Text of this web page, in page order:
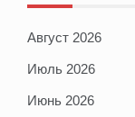
Август 2026
Июль 2026
Июнь 2026